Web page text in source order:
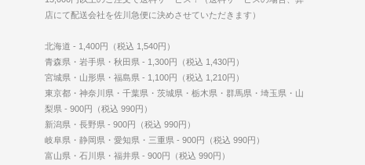
店にて配送会社を佐川急便に決めさせていただきます）
北海道 - 1,400円（税込 1,540円）
青森県・岩手県・秋田県 - 1,300円（税込 1,430円）
宮城県・山形県・福島県 - 1,100円（税込 1,210円）
東京都・神奈川県・千葉県・茨城県・栃木県・群馬県・埼玉県・山
梨県 - 900円（税込 990円）
新潟県・長野県 - 900円（税込 990円）
岐阜県・静岡県・愛知県・三重県 - 900円（税込 990円）
富山県・石川県・福井県 - 900円（税込 990円）